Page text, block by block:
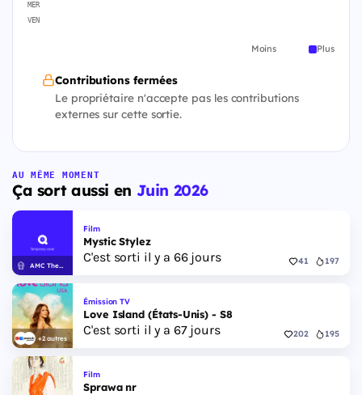
MER
VEN
Moins Plus
Contributions fermées
Le propriétaire n'accepte pas les contributions
externes sur cette sortie.
AU MÊME MOMENT
Ça sort aussi en Juin 2026
AMC Theatres
Film
Mystic Stylez
C'est sorti il y a 66 jours 41 197
+2 autres
Émission TV
Love Island (États-Unis) - S8
C'est sorti il y a 67 jours 202 195
Film
Sprawa nr